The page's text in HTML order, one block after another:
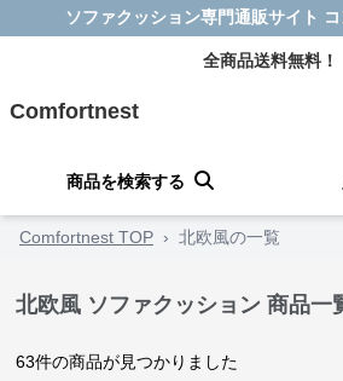
ソファクッション専門通販サイト
全商品送料無料！
Comfortnest
商品を検索する
Comfortnest TOP › 北欧風の一覧
北欧風 ソファクッション 商品一
63件の商品が見つかりました